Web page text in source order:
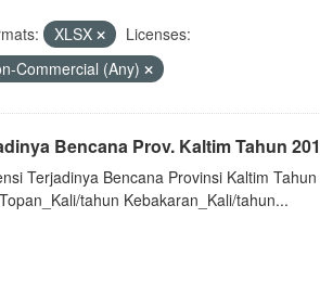
XLSX
Licenses:
Commercial (Any)
Bencana Prov. Kaltim Tahun
Terjadinya Bencana Provinsi Kaltim
tahun Kebakaran_Kali/tahun...